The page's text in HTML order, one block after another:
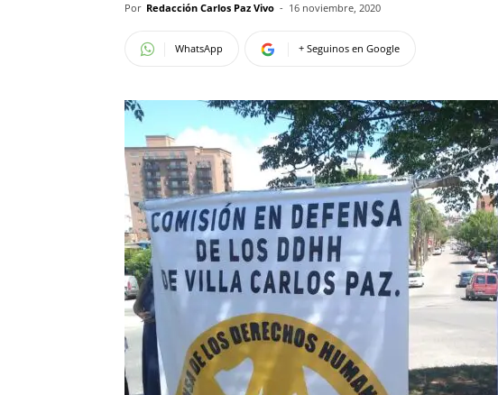
Por Redacción Carlos Paz Vivo - 16 noviembre, 2020
WhatsApp + Seguinos en Google